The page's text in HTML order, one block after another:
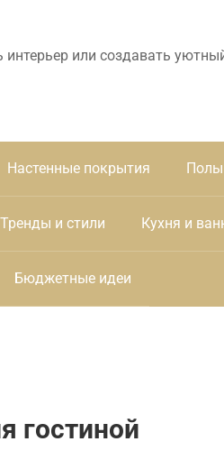
интерьер или создавать
Настенные покрытия Полы
Тренды и стили Кухня и
Бюджетные идеи
гостиной